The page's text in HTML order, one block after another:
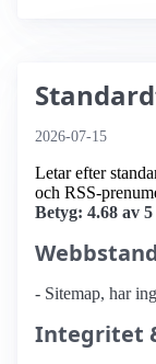
2026-07-15
Letar efter
och RSS-
Betyg: 4.68 av 5
- Sitemap, har
Integritet